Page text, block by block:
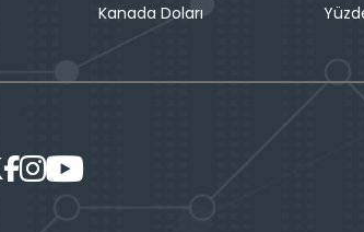
Kanada Doları